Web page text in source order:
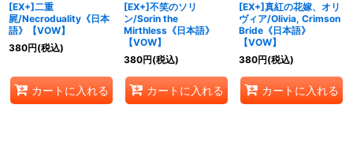
[EX+]二重
屍/Necroduality《日本
語》【VOW】
380円(税込)
カートに入れる
[EX+]不笑のソリ
ン/Sorin the
Mirthless《日本語》
【VOW】
380円(税込)
カートに入れる
[EX+]真紅の花嫁、オリ
ヴィア/Olivia, Crimson
Bride《日本語》
【VOW】
380円(税込)
カートに入れる